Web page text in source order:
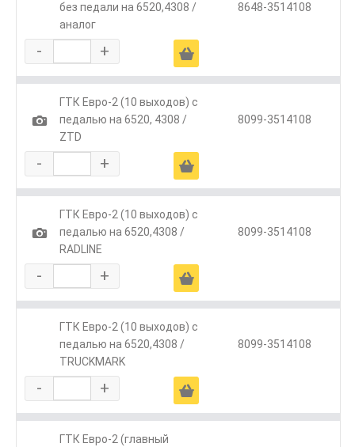
без педали на 6520,4308 /
аналог
8648-3514108
- + Ä
1
ГТК Евро-2 (10 выходов) с
педалью на 6520, 4308 /
ZTD
8099-3514108
- + Ä
1
ГТК Евро-2 (10 выходов) с
педалью на 6520,4308 /
RADLINE
8099-3514108
- + Ä
ГТК Евро-2 (10 выходов) с
педалью на 6520,4308 /
TRUCKMARK
8099-3514108
- + Ä
ГТК Евро-2 (главный